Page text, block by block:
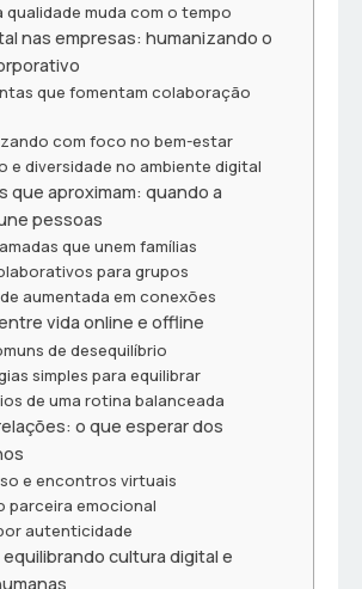
qualidade muda com o tempo
nas empresas: humanizando o
que fomentam colaboração
com foco no bem-estar
e diversidade no ambiente digital
que aproximam: quando a
pessoas
que unem famílias
para grupos
aumentada em conexões
vida online e offline
de desequilíbrio
simples para equilibrar
de uma rotina balanceada
o que esperar dos
e encontros virtuais
parceira emocional
autenticidade
cultura digital e